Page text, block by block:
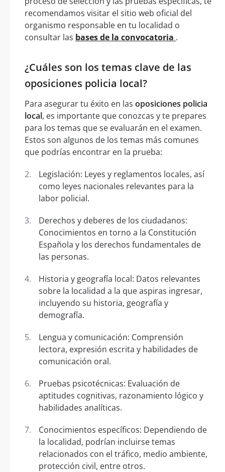
recomendamos visitar el sitio web oficial del
organismo responsable en tu localidad o
consultar las bases de la convocatoria .
¿Cuáles son los temas clave de las
oposiciones policia local?
Para asegurar tu éxito en las oposiciones policia
local, es importante que conozcas y te prepares
para los temas que se evaluarán en el examen.
Estos son algunos de los temas más comunes
que podrías encontrar en la prueba:
Legislación: Leyes y reglamentos locales, así
como leyes nacionales relevantes para la
labor policial.
Derechos y deberes de los ciudadanos:
Conocimientos en torno a la Constitución
Española y los derechos fundamentales de
las personas.
Historia y geografía local: Datos relevantes
sobre la localidad a la que aspiras ingresar,
incluyendo su historia, geografía y
demografía.
Lengua y comunicación: Comprensión
lectora, expresión escrita y habilidades de
comunicación oral.
Pruebas psicotécnicas: Evaluación de
aptitudes cognitivas, razonamiento lógico y
habilidades analíticas.
Conocimientos específicos: Dependiendo de
la localidad, podrían incluirse temas
relacionados con el tráfico, medio ambiente,
protección civil, entre otros.